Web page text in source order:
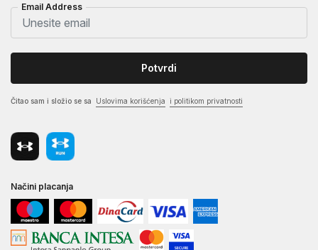
Email Address
Potvrdi
Čitao sam i složio se sa Uslovima korišćenja i politikom privatnosti
Načini placanja